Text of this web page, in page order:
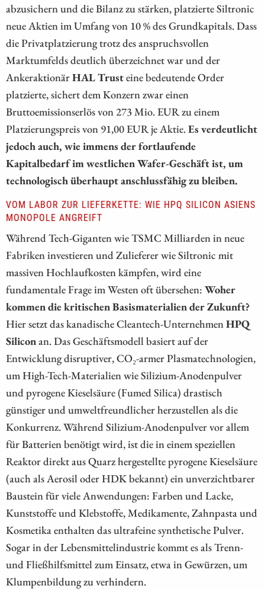
abzusichern und die Bilanz zu stärken, platzierte Siltronic
neue Aktien im Umfang von 10 % des Grundkapitals. Dass
die Privatplatzierung trotz des anspruchsvollen
Marktumfelds deutlich überzeichnet war und der
AnkeraktionärHAL Trusteine bedeutende Order
platzierte, sichert dem Konzern zwar einen
Bruttoemissionserlös von 273 Mio. EUR zu einem
Platzierungspreis von 91,00 EUR je Aktie.Es verdeutlicht
jedoch auch, wie immens der fortlaufende
Kapitalbedarf im westlichen Wafer-Geschäft ist, um
technologisch überhaupt anschlussfähig zu bleiben.
VOM LABOR ZUR LIEFERKETTE: WIE HPQ SILICON ASIENS
MONOPOLE ANGREIFT
Während Tech-Giganten wie TSMC Milliarden in neue
Fabriken investieren und Zulieferer wie Siltronic mit
massiven Hochlaufkosten kämpfen, wird eine
fundamentale Frage im Westen oft übersehen: Woher
kommen die kritischen Basismaterialien der Zukunft?
Hier setzt das kanadische Cleantech-Unternehmen HPQ
Silicon an. Das Geschäftsmodell basiert auf der
Entwicklung disruptiver, CO₂-armer Plasmatechnologien,
um High-Tech-Materialien wie Silizium-Anodenpulver
und pyrogene Kieselsäure (Fumed Silica) drastisch
günstiger und umweltfreundlicher herzustellen als die
Konkurrenz. Während Silizium-Anodenpulver vor allem
für Batterien benötigt wird, ist die in einem speziellen
Reaktor direkt aus Quarz hergestellte pyrogene Kieselsäure
(auch als Aerosil oder HDK bekannt) ein unverzichtbarer
Baustein für viele Anwendungen: Farben und Lacke,
Kunststoffe und Klebstoffe, Medikamente, Zahnpasta und
Kosmetika enthalten das ultrafeine synthetische Pulver.
Sogar in der Lebensmittelindustrie kommt es als Trenn-
und Fließhilfsmittel zum Einsatz, etwa in Gewürzen, um
Klumpenbildung zu verhindern.